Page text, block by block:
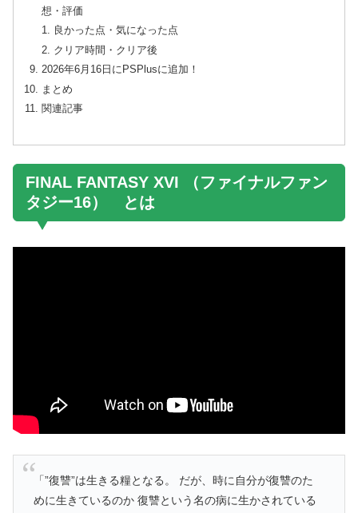
想・評価
良かった点・気になった点
クリア時間・クリア後
2026年6月16日にPSPlusに追加！
まとめ
関連記事
FINAL FANTASY XVI （ファイナルファン
タジー16） とは
「”復讐”は生きる糧となる。 だが、時に自分が復讐のた
めに生きているのか 復讐という名の病に生かされている